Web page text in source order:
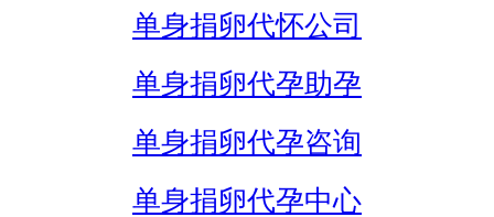
单身捐卵代怀公司
单身捐卵代孕助孕
单身捐卵代孕咨询
单身捐卵代孕中心